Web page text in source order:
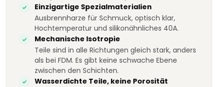
Einzigartige Spezialmaterialien
Ausbrennharze für Schmuck, optisch klar,
Hochtemperatur und silikonähnliches 40A.
Mechanische Isotropie
Teile sind in alle Richtungen gleich stark, anders
als bei FDM. Es gibt keine schwache Ebene
zwischen den Schichten.
Wasserdichte Teile, keine Porosität